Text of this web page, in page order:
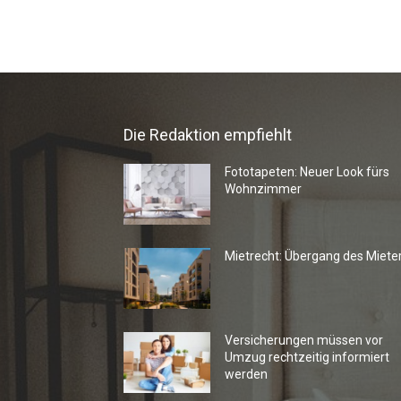
Die Redaktion empfiehlt
Fototapeten: Neuer Look fürs
Wohnzimmer
Mietrecht: Übergang des
Versicherungen müssen vor
Umzug rechtzeitig informiert
werden